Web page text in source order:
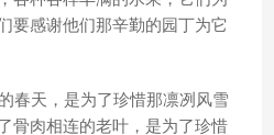
要感谢他们那辛勤的园丁为它
春天，是为了珍惜那凛冽风雪
骨肉相连的老叶，是为了珍惜